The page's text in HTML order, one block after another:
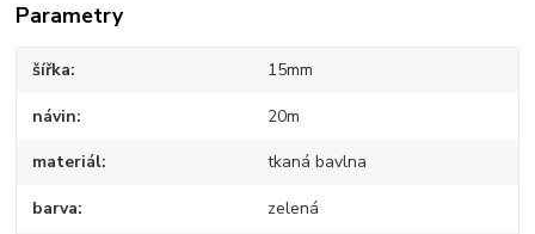
Parametry
šířka 15mm
návin 20m
materiál tkaná bavlna
barva zelená